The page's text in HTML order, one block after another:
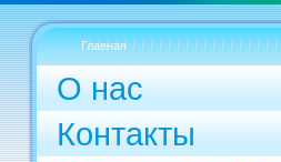
Главная
О нас
Контакты